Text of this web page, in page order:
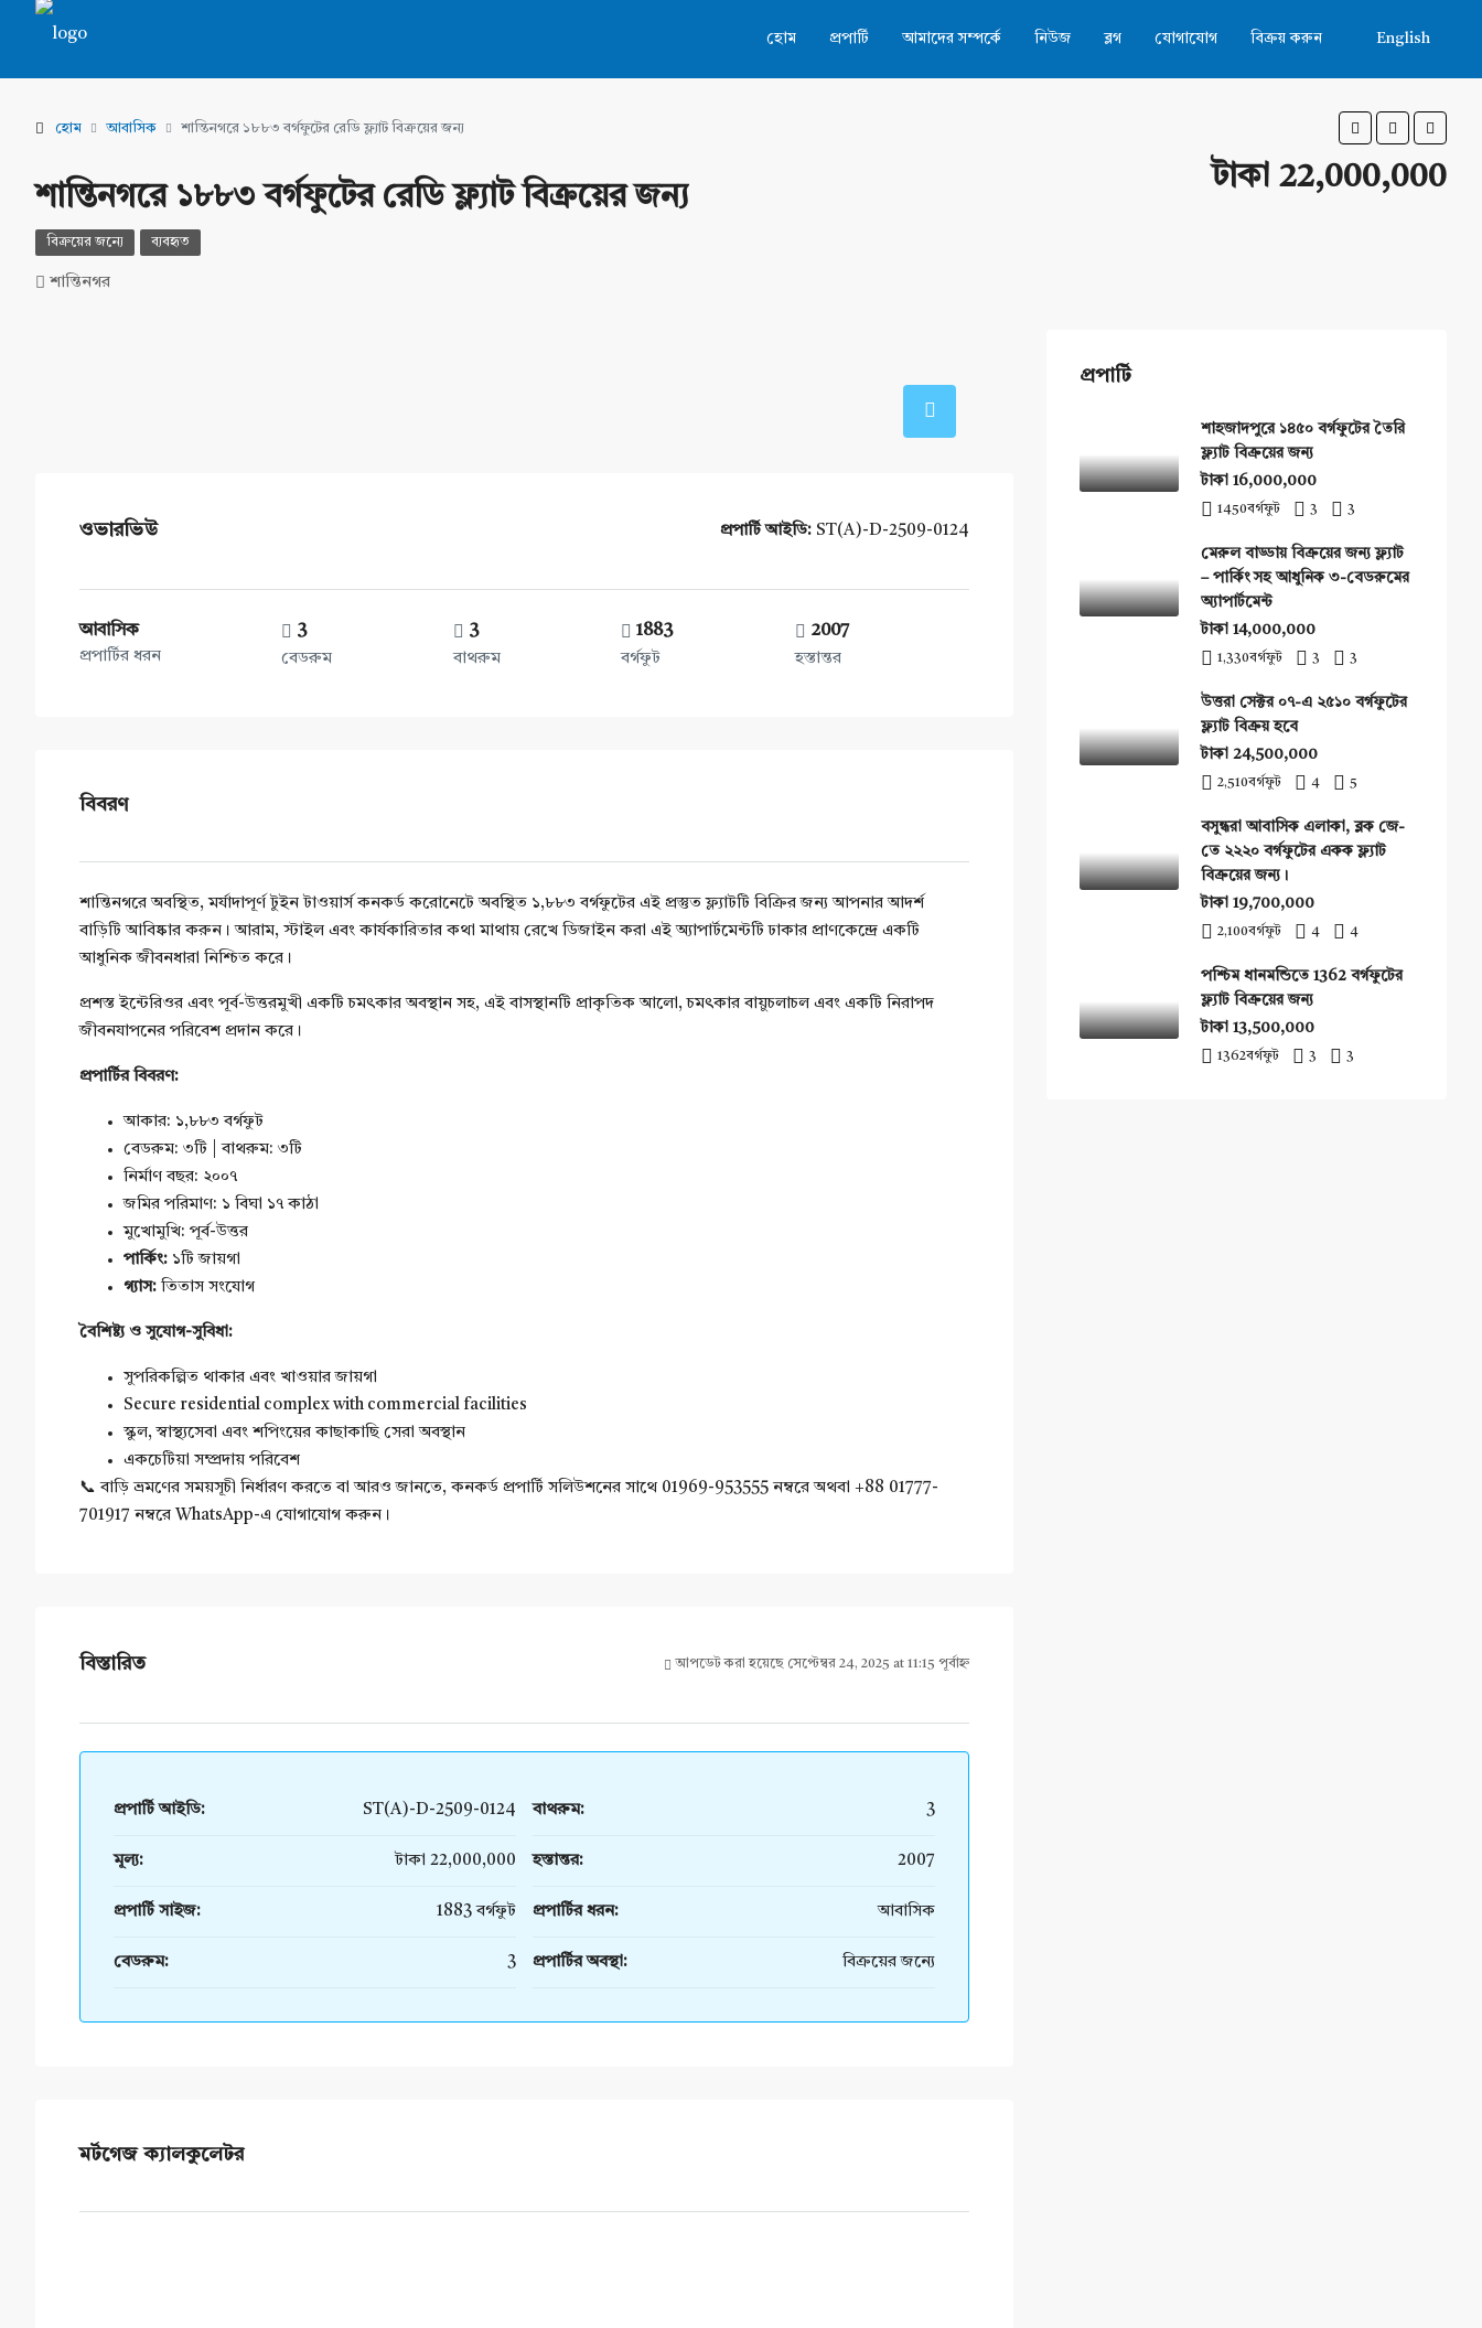
হোম প্রপার্টি আমাদের সম্পর্কে নিউজ ব্লগ যোগাযোগ বিক্রয় করুন English
হোম আবাসিক শান্তিনগরে ১৮৮৩ বর্গফুটের রেডি ফ্ল্যাট বিক্রয়ের জন্য
শান্তিনগরে ১৮৮৩ বর্গফুটের রেডি ফ্ল্যাট বিক্রয়ের জন্য
টাকা 22,000,000
বিক্রয়ের জন্যে ব্যবহৃত
শান্তিনগর
ওভারভিউ প্রপার্টি আইডি: ST(A)-D-2509-0124
আবাসিক
প্রপার্টির ধরন
3
বেডরুম
3
বাথরুম
1883
বর্গফুট
2007
হস্তান্তর
বিবরণ
শান্তিনগরে অবস্থিত, মর্যাদাপূর্ণ টুইন টাওয়ার্স কনকর্ড করোনেটে অবস্থিত ১,৮৮৩ বর্গফুটের এই প্রস্তুত ফ্ল্যাটটি বিক্রির জন্য আপনার আদর্শ
বাড়িটি আবিষ্কার করুন। আরাম, স্টাইল এবং কার্যকারিতার কথা মাথায় রেখে ডিজাইন করা এই অ্যাপার্টমেন্টটি ঢাকার প্রাণকেন্দ্রে একটি
আধুনিক জীবনধারা নিশ্চিত করে।
প্রশস্ত ইন্টেরিওর এবং পূর্ব-উত্তরমুখী একটি চমৎকার অবস্থান সহ, এই বাসস্থানটি প্রাকৃতিক আলো, চমৎকার বায়ুচলাচল এবং একটি নিরাপদ
জীবনযাপনের পরিবেশ প্রদান করে।
প্রপার্টির বিবরণ:
আকার: ১,৮৮৩ বর্গফুট
বেডরুম: ৩টি | বাথরুম: ৩টি
নির্মাণ বছর: ২০০৭
জমির পরিমাণ: ১ বিঘা ১৭ কাঠা
মুখোমুখি: পূর্ব-উত্তর
পার্কিং: ১টি জায়গা
গ্যাস: তিতাস সংযোগ
বৈশিষ্ট্য ও সুযোগ-সুবিধা:
সুপরিকল্পিত থাকার এবং খাওয়ার জায়গা
Secure residential complex with commercial facilities
স্কুল, স্বাস্থ্যসেবা এবং শপিংয়ের কাছাকাছি সেরা অবস্থান
একচেটিয়া সম্প্রদায় পরিবেশ
📞 বাড়ি ভ্রমণের সময়সূচী নির্ধারণ করতে বা আরও জানতে, কনকর্ড প্রপার্টি সলিউশনের সাথে 01969-953555 নম্বরে অথবা +88 01777-
701917 নম্বরে WhatsApp-এ যোগাযোগ করুন।
বিস্তারিত আপডেট করা হয়েছে সেপ্টেম্বর 24, 2025 at 11:15 পূর্বাহ্ন
প্রপার্টি আইডি: ST(A)-D-2509-0124
মূল্য: টাকা 22,000,000
প্রপার্টি সাইজ: 1883 বর্গফুট
বেডরুম: 3
বাথরুম: 3
হস্তান্তর: 2007
প্রপার্টির ধরন: আবাসিক
প্রপার্টির অবস্থা: বিক্রয়ের জন্যে
মর্টগেজ ক্যালকুলেটর
প্রপার্টি
শাহজাদপুরে ১৪৫০ বর্গফুটের তৈরি
ফ্ল্যাট বিক্রয়ের জন্য
টাকা 16,000,000
1450বর্গফুট 3 3
মেরুল বাড্ডায় বিক্রয়ের জন্য ফ্ল্যাট
– পার্কিং সহ আধুনিক ৩-বেডরুমের
অ্যাপার্টমেন্ট
টাকা 14,000,000
1,330বর্গফুট 3 3
উত্তরা সেক্টর ০৭-এ ২৫১০ বর্গফুটের
ফ্ল্যাট বিক্রয় হবে
টাকা 24,500,000
2,510বর্গফুট 4 5
বসুন্ধরা আবাসিক এলাকা, ব্লক জে-
তে ২২২০ বর্গফুটের একক ফ্ল্যাট
বিক্রয়ের জন্য।
টাকা 19,700,000
2,100বর্গফুট 4 4
পশ্চিম ধানমন্ডিতে 1362 বর্গফুটের
ফ্ল্যাট বিক্রয়ের জন্য
টাকা 13,500,000
1362বর্গফুট 3 3